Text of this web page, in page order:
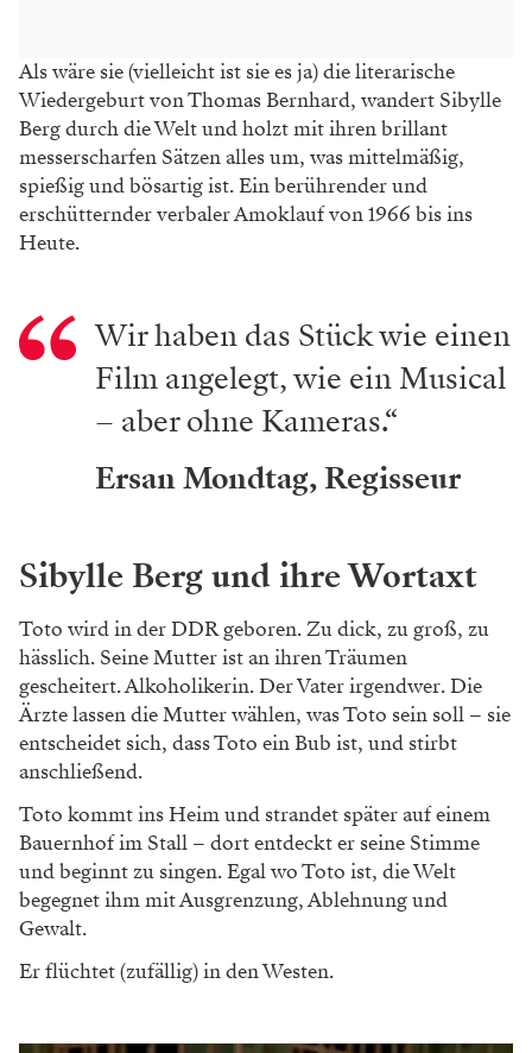
Als wäre sie (vielleicht ist sie es ja) die literarische
Wiedergeburt von Thomas Bernhard, wandert Sibylle
Berg durch die Welt und holzt mit ihren brillant
messerscharfen Sätzen alles um, was mittelmäßig,
spießig und bösartig ist. Ein berührender und
erschütternder verbaler Amoklauf von 1966 bis ins
Heute.
Wir haben das Stück wie einen
Film angelegt, wie ein Musical
– aber ohne Kameras.“
Ersan Mondtag, Regisseur
Sibylle Berg und ihre Wortaxt
Toto wird in der DDR geboren. Zu dick, zu groß, zu
hässlich. Seine Mutter ist an ihren Träumen
gescheitert. Alkoholikerin. Der Vater irgendwer. Die
Ärzte lassen die Mutter wählen, was Toto sein soll – sie
entscheidet sich, dass Toto ein Bub ist, und stirbt
anschließend.
Toto kommt ins Heim und strandet später auf einem
Bauernhof im Stall – dort entdeckt er seine Stimme
und beginnt zu singen. Egal wo Toto ist, die Welt
begegnet ihm mit Ausgrenzung, Ablehnung und
Gewalt.
Er flüchtet (zufällig) in den Westen.